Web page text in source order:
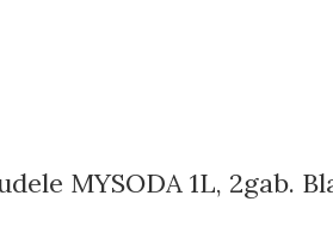
MYSODA 1L, 2gab.